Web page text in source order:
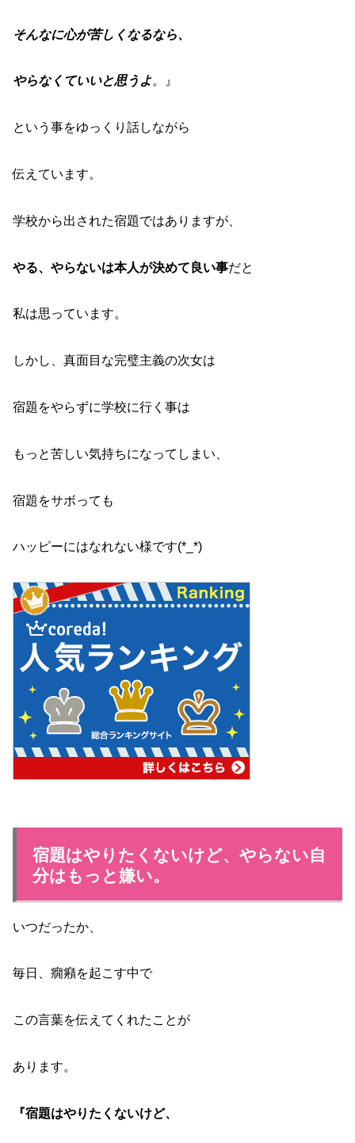
そんなに心が苦しくなるなら、
やらなくていいと思うよ。』
という事をゆっくり話しながら
伝えています。
学校から出された宿題ではありますが、
やる、やらないは本人が決めて良い事だと
私は思っています。
しかし、真面目な完璧主義の次女は
宿題をやらずに学校に行く事は
もっと苦しい気持ちになってしまい、
宿題をサボっても
ハッピーにはなれない様です(*_*)
宿題はやりたくないけど、やらない自
分はもっと嫌い。
いつだったか、
毎日、癇癪を起こす中で
この言葉を伝えてくれたことが
あります。
『宿題はやりたくないけど、